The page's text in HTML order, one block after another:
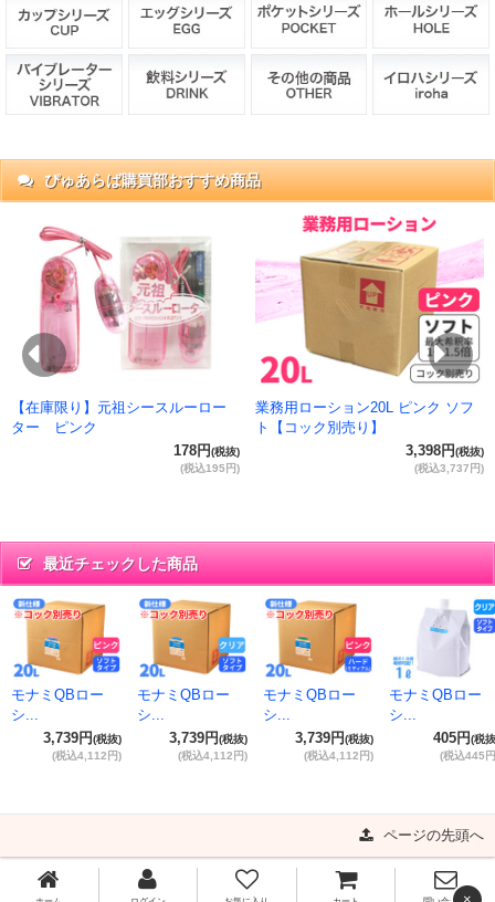
ぴゅあらば購買部おすすめ商品
Previous
【在庫限り】元祖シースルーロー
ター ピンク
178円(税抜)
(税込195円)
業務用ローション20L ピンク ソフ
ト【コック別売り】
3,398円(税抜)
(税込3,737円)
最近チェックした商品
モナミQBロー
シ...
3,739円(税抜)
(税込4,112円)
モナミQBロー
シ...
3,739円(税抜)
(税込4,112円)
モナミQBロー
シ...
3,739円(税抜)
(税込4,112円)
モナミQBロー
シ...
405円(税
(税込445
ページの先頭へ